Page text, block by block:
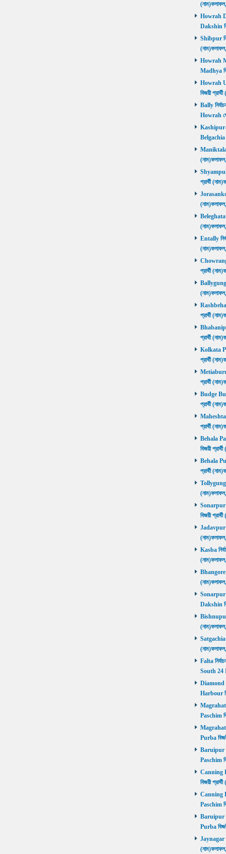
Howrah
Dakshin
Shibpur
Howrah
Madhya
Howrah
বিজয়ী
Bally
Howrah
Kashipur-
Belgachia
Maniktala
প্রার্থী
Jorasanko
Beleghata
Entally
প্রার্থী
Ballygunge
প্রার্থী
প্রার্থী
Kolkata
প্রার্থী
Metiaburuz
প্রার্থী
Budge
প্রার্থী
প্রার্থী
Behala
বিজয়ী
Behala
প্রার্থী
Tollygunge
Sonarpur
বিজয়ী
Jadavpur
Kasba
Bhangore
Sonarpur
Dakshin
Bishnupur
Satgachia
Falta
South 24
Diamond
Harbour
Magrahat
Paschim
Magrahat
Purba
Baruipur
Paschim
Canning
বিজয়ী
Canning
Paschim
Baruipur
Purba
Jaynagar